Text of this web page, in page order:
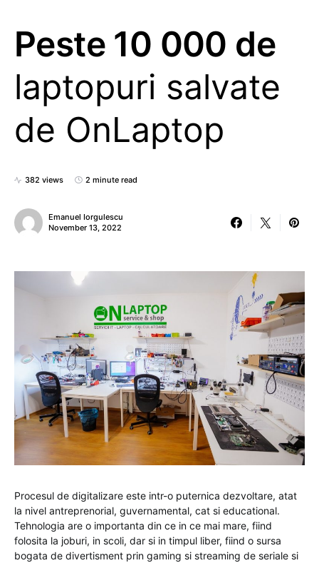
Peste 10 000 de
laptopuri salvate
de OnLaptop
382 views 2 minute read
Emanuel Iorgulescu
November 13, 2022
Procesul de digitalizare este intr-o puternica dezvoltare, atat
la nivel antreprenorial, guvernamental, cat si educational.
Tehnologia are o importanta din ce in ce mai mare, fiind
folosita la joburi, in scoli, dar si in timpul liber, fiind o sursa
bogata de divertisment prin gaming si streaming de seriale si